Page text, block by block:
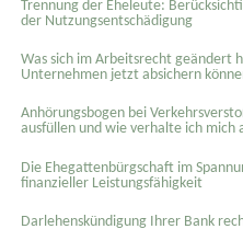
Trennung der Eheleute:
der Nutzungsentschädigung
Was sich im Arbeitsrecht geändert
Unternehmen jetzt absichern
Anhörungsbogen bei
ausfüllen und wie verhalte ich mich
Die Ehegattenbürgschaft im
finanzieller Leistungsfähigkeit
Darlehenskündigung Ihrer Bank